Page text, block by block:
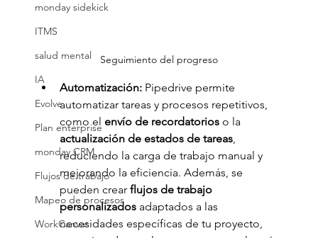
monday sidekick
ITMS
salud mental
IA
Evolve
Plan enterprise
monday CRM
Flujos de trabajo
Mapeo de procesos
WorkCanvas
Seguimiento del progreso
Automatización: Pipedrive permite
automatizar tareas y procesos repetitivos,
como el envío de recordatorios o la
actualización de estados de tareas,
reduciendo la carga de trabajo manual y
mejorando la eficiencia. Además, se
pueden crear flujos de trabajo
personalizados adaptados a las
necesidades específicas de tu proyecto,